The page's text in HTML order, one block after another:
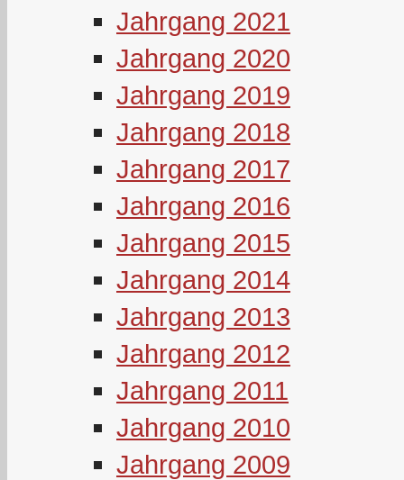
Jahrgang 2021
Jahrgang 2020
Jahrgang 2019
Jahrgang 2018
Jahrgang 2017
Jahrgang 2016
Jahrgang 2015
Jahrgang 2014
Jahrgang 2013
Jahrgang 2012
Jahrgang 2011
Jahrgang 2010
Jahrgang 2009